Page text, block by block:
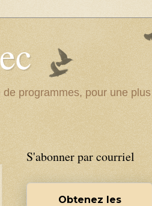
programmes, pour une plus
S'abonner par courriel
Obtenez les